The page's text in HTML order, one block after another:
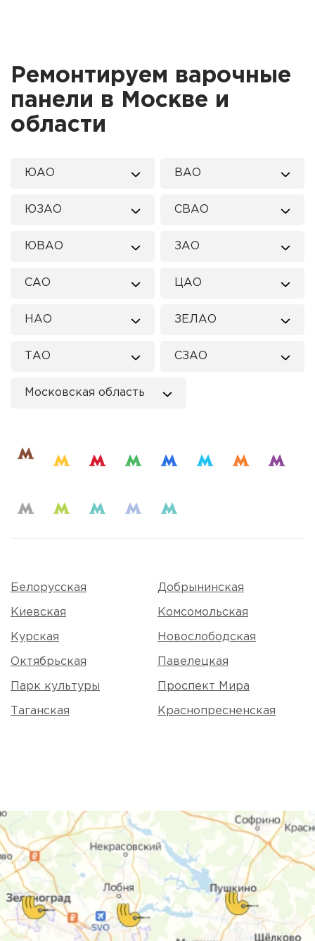
Ремонтируем варочные
панели в Москве и
области
ЮАО ВАО
ЮЗАО СВАО
ЮВАО ЗАО
САО ЦАО
НАО ЗЕЛАО
ТАО СЗАО
Московская область
Белорусская Добрынинская
Киевская Комсомольская
Курская Новослободская
Октябрьская Павелецкая
Парк культуры Проспект Мира
Таганская Краснопресненская